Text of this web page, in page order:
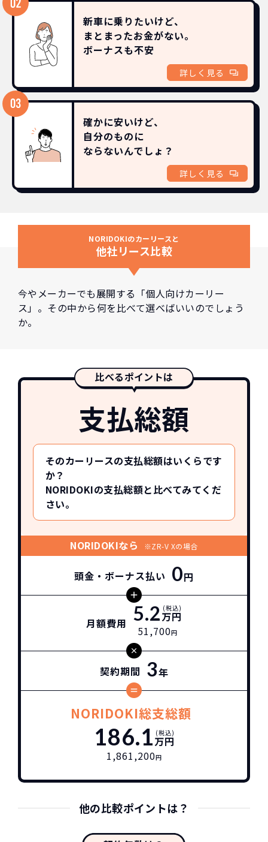
新車に乗りたいけど、
まとまったお金がない。
ボーナスも不安
詳しく見る
確かに安いけど、
自分のものに
ならないんでしょ？
詳しく見る
NORIDOKIのカーリースと
他社リース比較
今やメーカーでも展開する「個人向けカーリー
ス」。その中から何を比べて選べばいいのでしょう
か。
比べるポイントは
支払総額
そのカーリースの支払総額はいくらです
か？
NORIDOKIの支払総額と比べてみてくだ
さい。
NORIDOKIなら ※ZR-V Xの場合
頭金・ボーナス払い 0円
月額費用 5.2万円
(税込)
51,700円
契約期間 3年
NORIDOKI総支総額
186.1万円
(税込)
1,861,200円
他の比較ポイントは？